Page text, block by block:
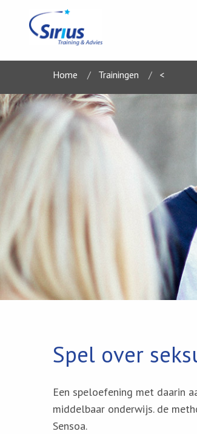
Home Trainingen <
Spel over
Een speloefening met daarin
middelbaar onderwijs. de
Sensoa.